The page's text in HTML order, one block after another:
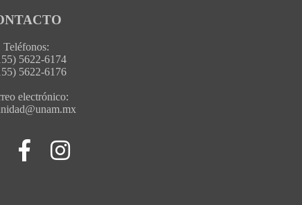
Teléfonos:
5622-6174
5622-6176
electrónico: